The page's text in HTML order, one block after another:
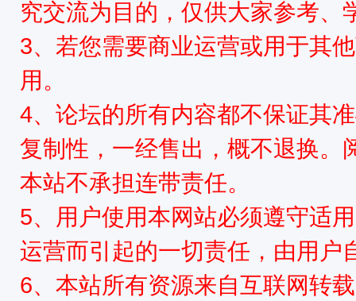
究交流为目的，仅供大家参考、
3、若您需要商业运营或用于其
用。
4、论坛的所有内容都不保证其
复制性，一经售出，概不退换。
本站不承担连带责任。
5、用户使用本网站必须遵守适
运营而引起的一切责任，由用户
6、本站所有资源来自互联网转